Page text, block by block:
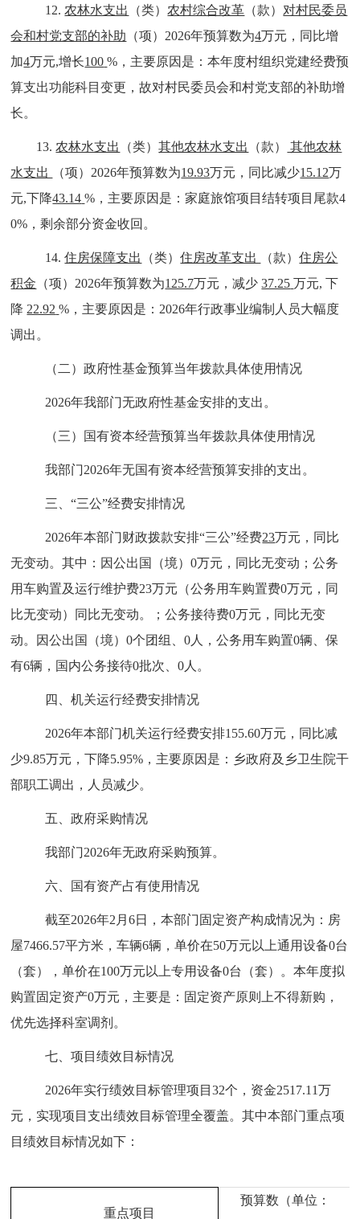
12. 农林水支出 （类）农村综合改革 （款） 对村民委员
会和村党支部的补助 （项） 2026年预算数为4万元，同比增
加4万元,增长100 % ，主要原因是：本年度村组织党建经费预
算支出功能科目变更，故对村民委员会和村党支部的补助增
长。
13. 农林水支出 （类）其他农林水支出 （款）
其他农林
水支出
（项） 2026年预算数为19.93万元，同比减少15.12万
元,下降43.14 % ，主要原因是：家庭旅馆项目结转项目尾款4
0% ，剩余部分资金收回。
14. 住房保障支出 （类）住房改革支出 （款）住房公
积金 （项） 2026年预算数为125.7万元，减少 37.25 万元, 下
降 22.92 % ，主要原因是： 2026年行政事业编制人员大幅度
调出 。
（二）政府性基金预算当年拨款具体使用情况
2026年我部门无政府性基金安排的支出 。
（三） 国有资本经营预算当年拨款具体使用情况
我部门2026年无国有资本经营预算安排的支出 。
三、“三公”经费安排情况
2026年本部门财政拨款安排“三公”经费23万元， 同比
无变动。其中：因公出国（境）0万元， 同比无变动 ；公务
用车购置及运行维护费23万元（公务用车购置费0万元， 同
比无变动） 同比无变动。；公务接待费0万元， 同比无变
动。 因公出国（境）0个团组、0 人，公务用车购置0辆、保
有6辆 ，国内公务接待0批次、0 人 。
四 、机关运行经费安排情况
2026年本部门机关运行经费安排155.60万元， 同比减
少9.85万元，下降5.95% ，主要原因是： 乡政府及乡卫生院干
部职工调出，人员减少。
五 、政府采购情况
我部门2026年无政府采购预算。
六 、国有资产占有使用情况
截至2026年2 月6日，本部门固定资产构成情况为：房
屋7466.57平方米，车辆6辆，单价在50万元以上通用设备0台
（套），单价在100万元以上专用设备0台（套）。本年度拟
购置固定资产0万元，主要是： 固定资产原则上不得新购，
优先选择科室调剂。
七 、项目绩效目标情况
2026年实行绩效目标管理项目32个，资金2517.11万
元，实现项目支出绩效目标管理全覆盖。其中本部门重点项
目绩效目标情况如下 ：
重点项目
预算数（单位：